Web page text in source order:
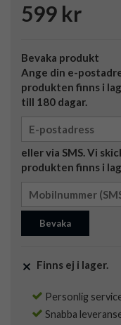
599 kr
Bevaka produkt
Ange din e-
produkten finns i
till 180 dagar.
eller via SMS. Vi
produkten finns i
Bevaka
Finns ej i lager.
Personlig
Snabba